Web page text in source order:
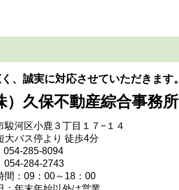
、誠実に対応させていただきます。
）久保不動産綜合事務所
駿河区小鹿３丁目１７−１４
大バス停より 徒歩4分
054-285-8094
054-284-2743
間：09：00～18：00